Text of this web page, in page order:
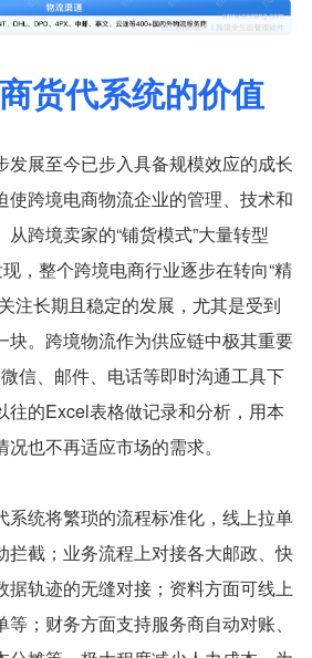
货代系统的价值
发展至今已步入具备规模效应的成长
使跨境电商物流企业的管理、技术和
跨境卖家的“铺货模式”大量转型
，整个跨境电商行业逐步在转向“精
注长期且稳定的发展，尤其是受到
块。跨境物流作为供应链中极其重要
信、邮件、电话等即时沟通工具下
往的Excel表格做记录和分析，用本
也不再适应市场的需求。
系统将繁琐的流程标准化，线上拉单
拦截；业务流程上对接各大邮政、快
据轨迹的无缝对接；资料方面可线上
；财务方面支持服务商自动对账、